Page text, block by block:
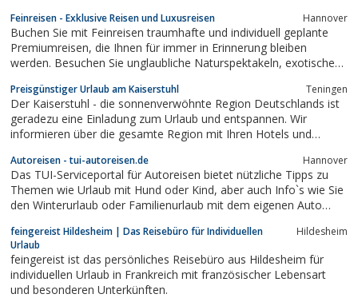
Feinreisen - Exklusive Reisen und Luxusreisen Hannover
Buchen Sie mit Feinreisen traumhafte und individuell geplante
Premiumreisen, die Ihnen für immer in Erinnerung bleiben
werden. Besuchen Sie unglaubliche Naturspektakeln, exotische
Unser umfangreiches Angebot an ausgewählten Destinationen in
Amerika, Australien, Afrika...
Preisgünstiger Urlaub am Kaiserstuhl Teningen
Der Kaiserstuhl - die sonnenverwöhnte Region Deutschlands ist
geradezu eine Einladung zum Urlaub und entspannen. Wir
informieren über die gesamte Region mit Ihren Hotels und
Kaiserstühler Wein.
Autoreisen - tui-autoreisen.de Hannover
Das TUI-Serviceportal für Autoreisen bietet nützliche Tipps zu
Themen wie Urlaub mit Hund oder Kind, aber auch Info`s wie Sie
den Winterurlaub oder Familienurlaub mit dem eigenen Auto
feingereist Hildesheim | Das Reisebüro für Individuellen
Urlaub
Hildesheim
feingereist ist das persönliches Reisebüro aus Hildesheim für
individuellen Urlaub in Frankreich mit französischer Lebensart
und besonderen Unterkünften.